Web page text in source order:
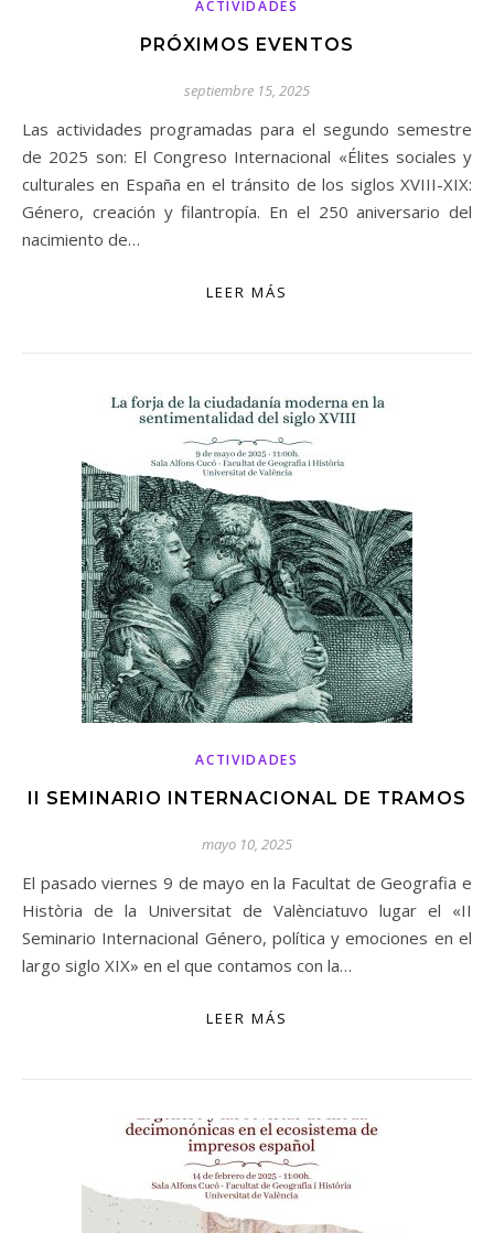
ACTIVIDADES
PRÓXIMOS EVENTOS
septiembre 15, 2025
Las actividades programadas para el segundo semestre
de 2025 son: El Congreso Internacional «Élites sociales y
culturales en España en el tránsito de los siglos XVIII-XIX:
Género, creación y filantropía. En el 250 aniversario del
nacimiento de…
LEER MÁS
ACTIVIDADES
II SEMINARIO INTERNACIONAL DE TRAMOS
mayo 10, 2025
El pasado viernes 9 de mayo en la Facultat de Geografia e
Història de la Universitat de Valènciatuvo lugar el «II
Seminario Internacional Género, política y emociones en el
largo siglo XIX» en el que contamos con la…
LEER MÁS